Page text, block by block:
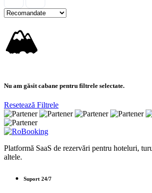
🏔
Nu am găsit cabane pentru filtrele selectate.
Resetează Filtrele
Platformă SaaS de rezervări pentru hoteluri,
altele.
Suport 24/7